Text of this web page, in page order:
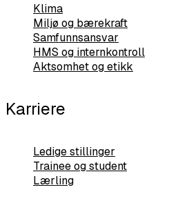
Klima
Miljø og bærekraft
Samfunnsansvar
HMS og internkontroll
Aktsomhet og etikk
Karriere
Ledige stillinger
Trainee og student
Lærling